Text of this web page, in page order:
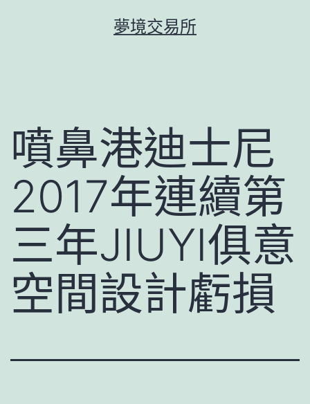
夢境交易所
噴鼻港迪士尼
2017年連續第
三年JIUYI俱意
空間設計虧損